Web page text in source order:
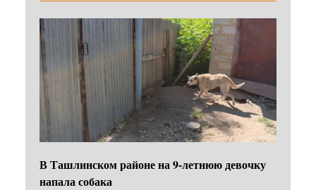
В Ташлинском районе на 9-летнюю девочку
напала собака